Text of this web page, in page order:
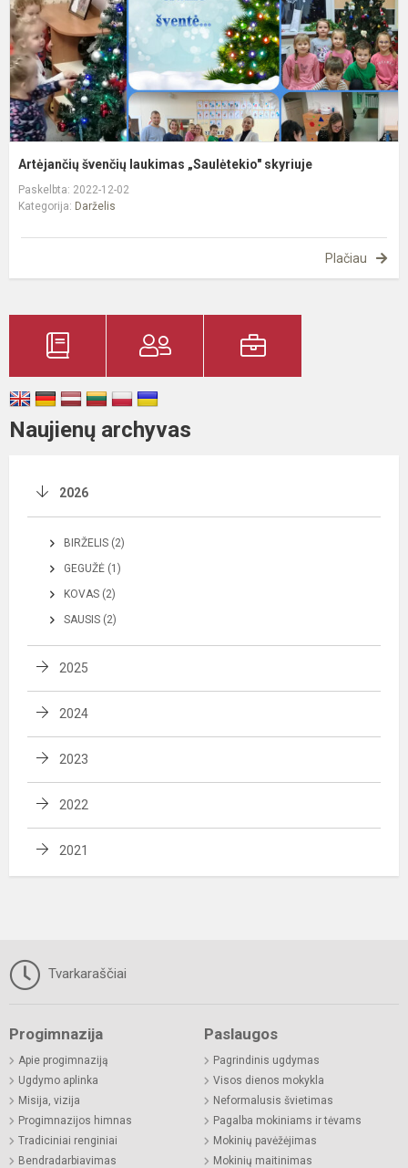
Artėjančių švenčių laukimas „Saulėtekio" skyriuje
Paskelbta: 2022-12-02
Kategorija: Darželis
Plačiau
Naujienų archyvas
2026
BIRŽELIS (2)
GEGUŽĖ (1)
KOVAS (2)
SAUSIS (2)
2025
2024
2023
2022
2021
Tvarkaraščiai
Progimnazija
Apie progimnaziją
Ugdymo aplinka
Misija, vizija
Progimnazijos himnas
Tradiciniai renginiai
Bendradarbiavimas
Paslaugos
Pagrindinis ugdymas
Visos dienos mokykla
Neformalusis švietimas
Pagalba mokiniams ir tėvams
Mokinių pavėžėjimas
Mokinių maitinimas